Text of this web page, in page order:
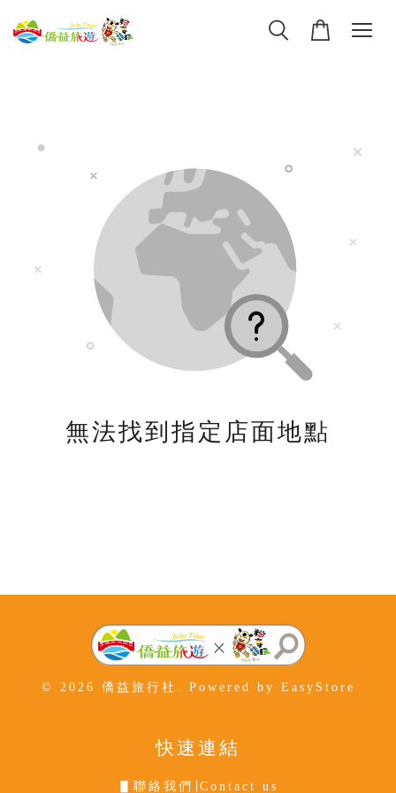
無法找到指定店面地點
© 2026 僑益旅行社. Powered by EasyStore
快速連結
▋聯絡我們∣Contact us